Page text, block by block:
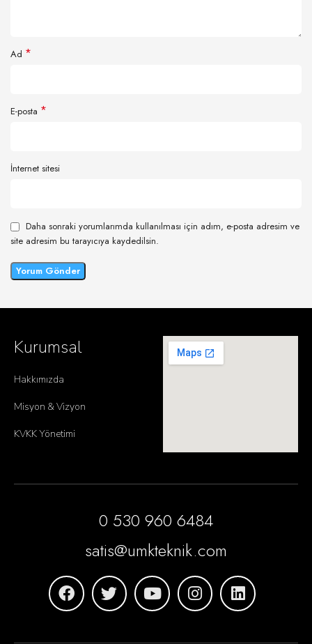
Ad *
E-posta *
İnternet sitesi
Daha sonraki yorumlarımda kullanılması için adım, e-posta adresim ve
site adresim bu tarayıcıya kaydedilsin.
Kurumsal
Hakkımızda
Misyon & Vizyon
KVKK Yönetimi
0 530 960 6484
satis@umkteknik.com